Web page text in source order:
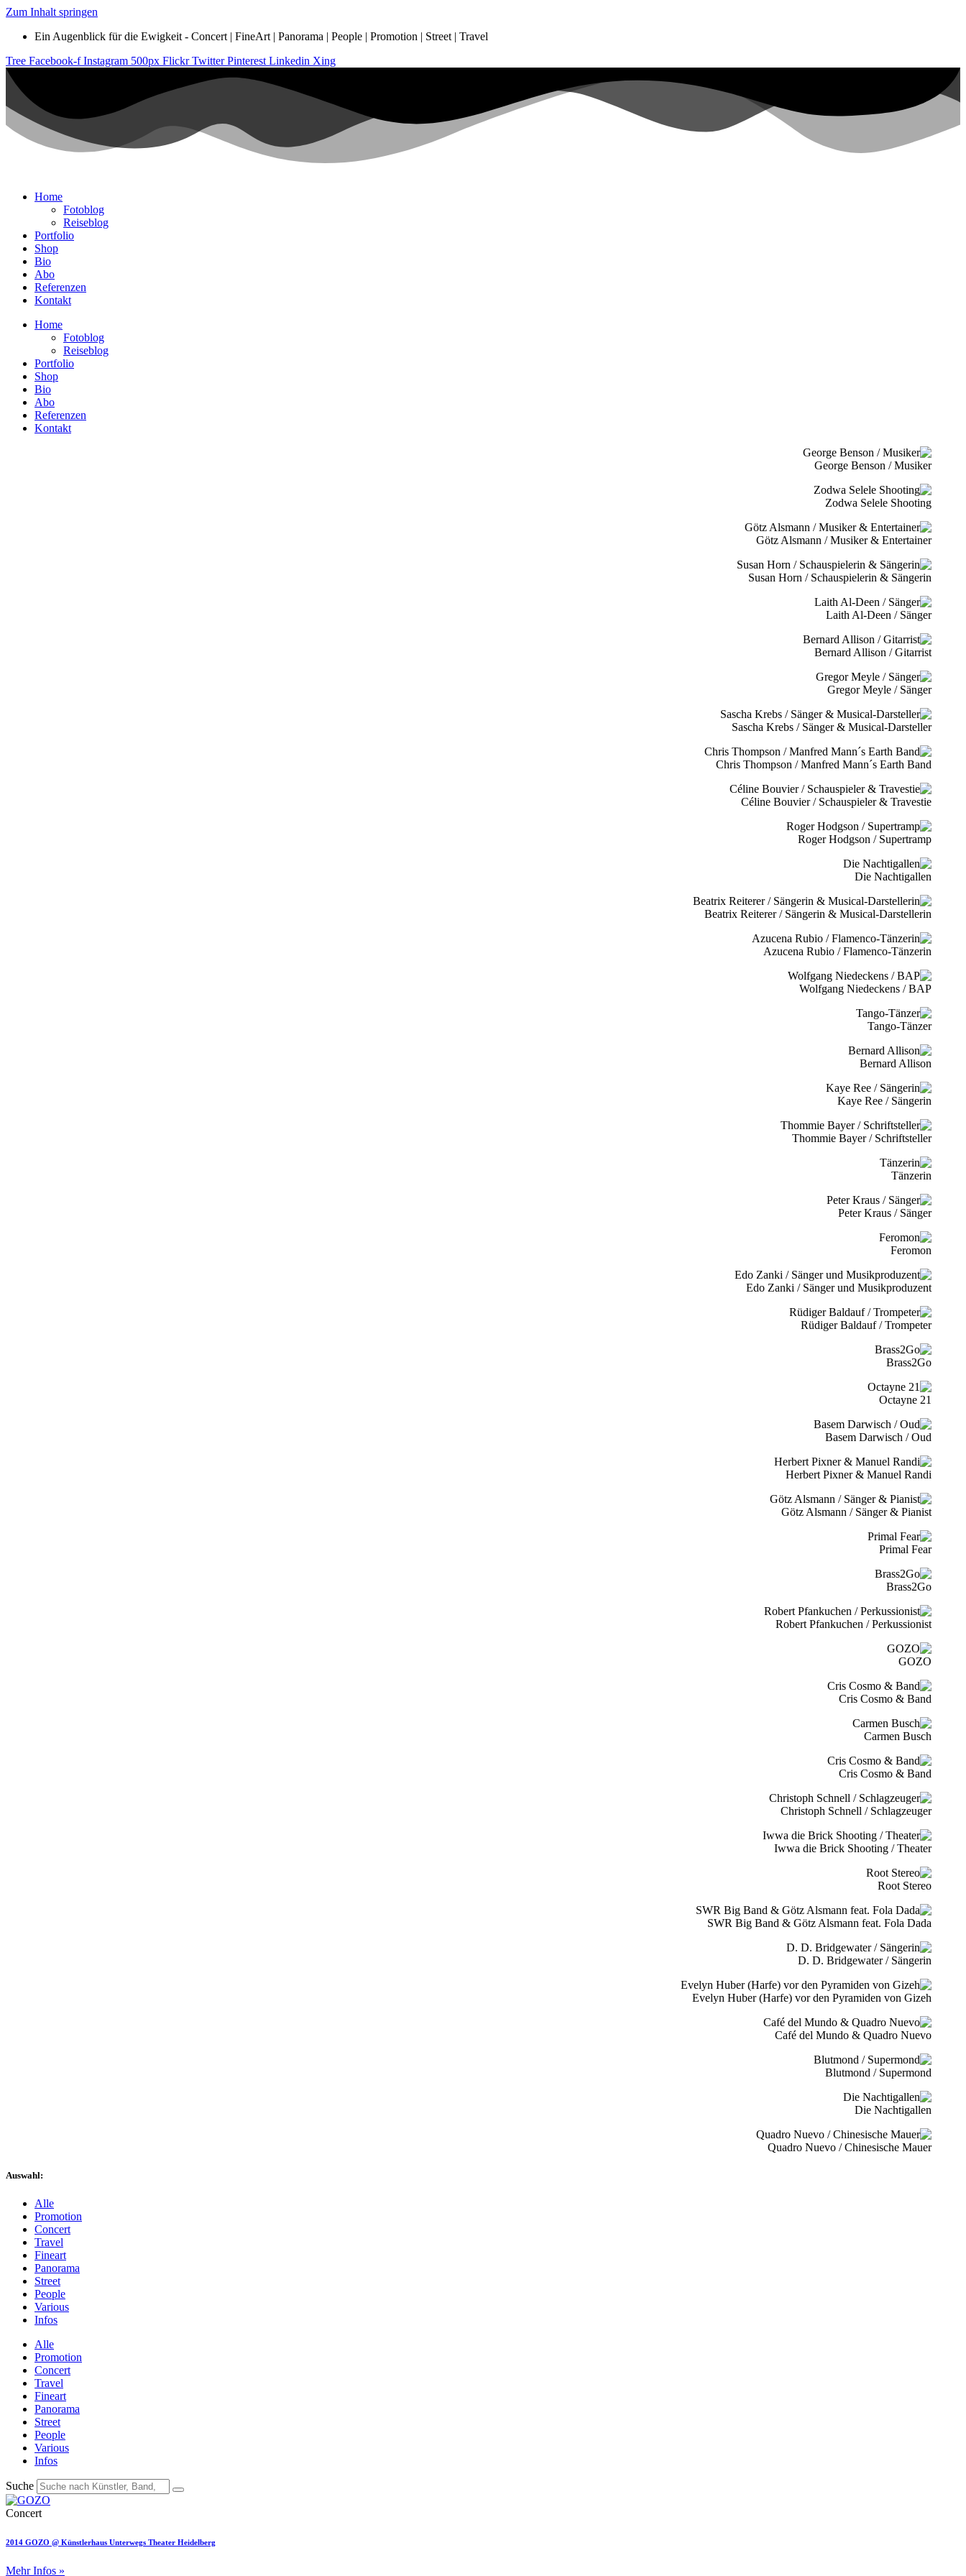
Zum Inhalt springen
Ein Augenblick für die Ewigkeit - Concert | FineArt | Panorama | People | Promotion | Street | Travel
Tree Facebook-f Instagram 500px Flickr Twitter Pinterest Linkedin Xing
Home
Fotoblog
Reiseblog
Portfolio
Shop
Bio
Abo
Referenzen
Kontakt
Home
Fotoblog
Reiseblog
Portfolio
Shop
Bio
Abo
Referenzen
Kontakt
George Benson / Musiker
Zodwa Selele Shooting
Götz Alsmann / Musiker & Entertainer
Susan Horn / Schauspielerin & Sängerin
Laith Al-Deen / Sänger
Bernard Allison / Gitarrist
Gregor Meyle / Sänger
Sascha Krebs / Sänger & Musical-Darsteller
Chris Thompson / Manfred Mann´s Earth Band
Céline Bouvier / Schauspieler & Travestie
Roger Hodgson / Supertramp
Die Nachtigallen
Beatrix Reiterer / Sängerin & Musical-Darstellerin
Azucena Rubio / Flamenco-Tänzerin
Wolfgang Niedeckens / BAP
Tango-Tänzer
Bernard Allison
Kaye Ree / Sängerin
Thommie Bayer / Schriftsteller
Tänzerin
Peter Kraus / Sänger
Feromon
Edo Zanki / Sänger und Musikproduzent
Rüdiger Baldauf / Trompeter
Brass2Go
21 Octayne
Basem Darwisch / Oud
Herbert Pixner & Manuel Randi
Götz Alsmann / Sänger & Pianist
Primal Fear
Brass2Go
Robert Pfankuchen / Perkussionist
GOZO
Cris Cosmo & Band
Carmen Busch
Cris Cosmo & Band
Christoph Schnell / Schlagzeuger
Iwwa die Brick Shooting / Theater
Root Stereo
SWR Big Band & Götz Alsmann feat. Fola Dada
D. D. Bridgewater / Sängerin
Evelyn Huber (Harfe) vor den Pyramiden von Gizeh
Café del Mundo & Quadro Nuevo
Blutmond / Supermond
Die Nachtigallen
Quadro Nuevo / Chinesische Mauer
Auswahl:
Alle
Promotion
Concert
Travel
Fineart
Panorama
Street
People
Various
Infos
Alle
Promotion
Concert
Travel
Fineart
Panorama
Street
People
Various
Infos
Suche
Concert
2014 GOZO @ Künstlerhaus Unterwegs Theater Heidelberg
Mehr Infos »